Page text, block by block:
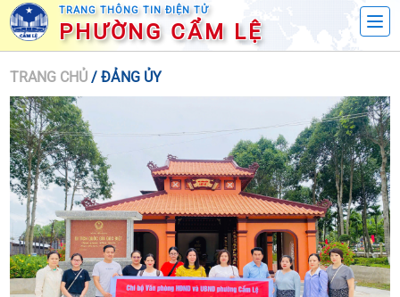
TRANG THÔNG TIN ĐIỆN TỬ
PHƯỜNG CẨM LỆ
TRANG CHỦ / ĐẢNG ỦY